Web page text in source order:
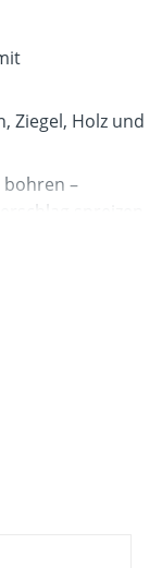
Ziegel, Holz und
bohren –
spreizen,